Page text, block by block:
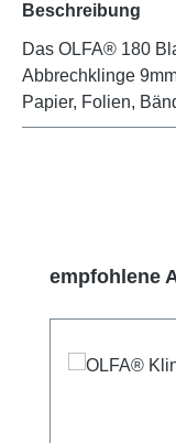
Beschreibung
Das OLFA® 180
Abbrechklinge
Papier, Folien,
Produktgalerie
empfohlene